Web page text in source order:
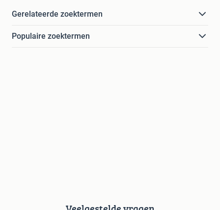
Gerelateerde zoektermen
Populaire zoektermen